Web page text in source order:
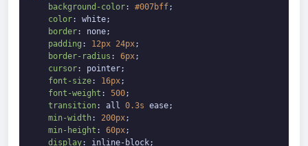
background-color: #007bff;
color: white;
border: none;
padding : 12px 24px;
border-radius : 6px;
cursor: pointer;
font-size: 16px;
font-weight : 500;
transition: all 0.3s ease;
min-width: 200px;
min-height : 60px;
display: inline-block;